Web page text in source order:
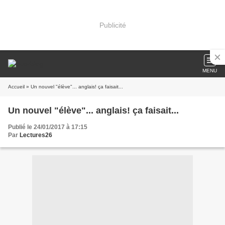
Publicité
MENU
Accueil » Un nouvel "élève"... anglais! ça faisait...
Un nouvel "élève"... anglais! ça faisait...
Publié le 24/01/2017 à 17:15
Par Lectures26